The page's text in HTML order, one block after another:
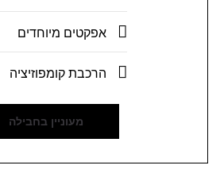
אפקטים מיוחדים
הרכבת קומפוזיציה
מעוניין בחבילה